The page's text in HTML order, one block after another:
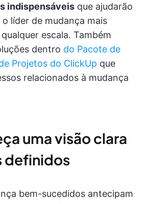
indispensáveis que ajudarão
líder de mudança mais
escala. Também
dentro do Pacote de
Projetos do ClickUp que
relacionados à mudança
uma visão clara
definidos
bem-sucedidos antecipam